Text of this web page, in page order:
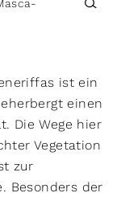
ist ein
einen
Die Wege hier
Vegetation
zur
Besonders der